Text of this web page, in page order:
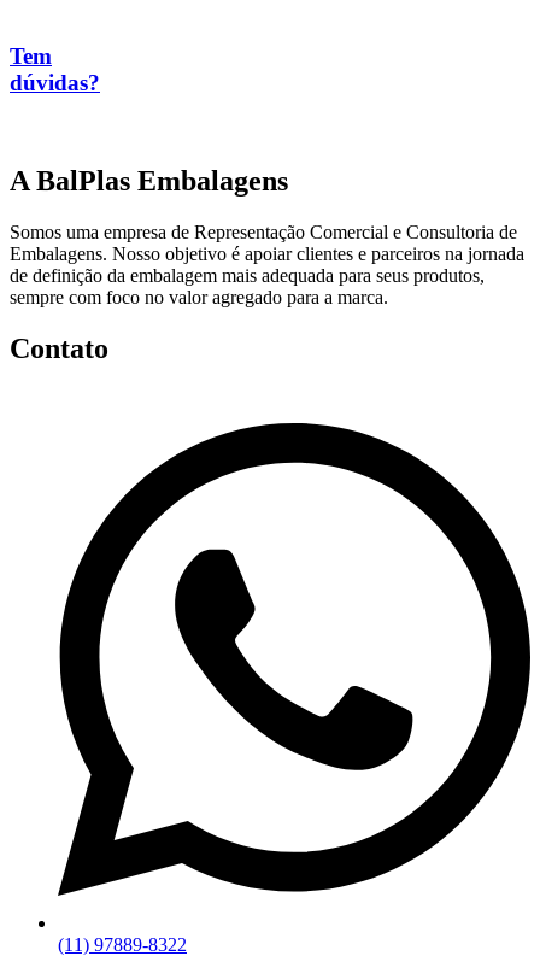
Tem
dúvidas?
A BalPlas Embalagens
Somos uma empresa de Representação Comercial e Consultoria de
Embalagens. Nosso objetivo é apoiar clientes e parceiros na jornada
de definição da embalagem mais adequada para seus produtos,
sempre com foco no valor agregado para a marca.
Contato
(11) 97889-8322